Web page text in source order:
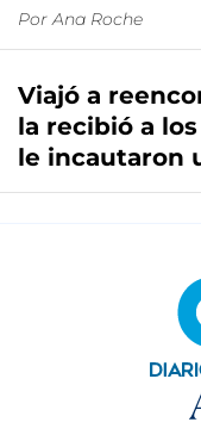
Por Ana Roche
Viajó a
la recibió a
le incautaron